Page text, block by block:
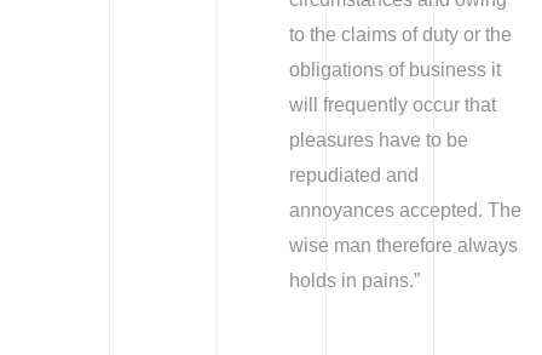
to the claims of duty or the
obligations of business it
will frequently occur that
pleasures have to be
repudiated and
annoyances accepted. The
wise man therefore always
holds in pains.”